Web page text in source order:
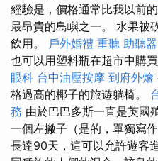
經驗是，價格通常比我以前
最昂貴的島嶼之一。 水果被
飲用。 戶外婚禮 重聽 助聽器
也可以用塑料瓶在超市中購
眼科 台中油壓按摩 到府外燴
格過高的椰子的旅遊躺椅。
務 由於巴巴多斯一直是英國
一個左撇子（是的，單獨寫
長達90天，這可以允許遊客